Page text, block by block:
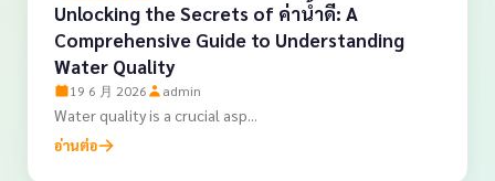
Unlocking the Secrets of ค่าน้ำดี: A
Comprehensive Guide to Understanding
Water Quality
19 6 月 2026 admin
Water quality is a crucial asp...
อ่านต่อ